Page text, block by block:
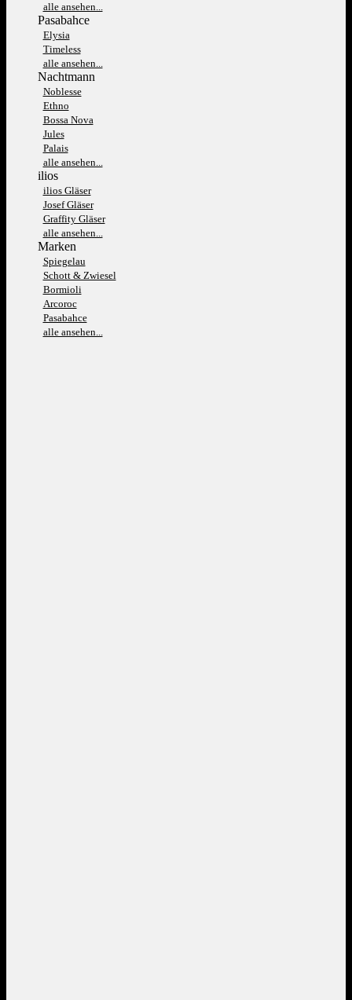
alle ansehen...
Pasabahce
Elysia
Timeless
alle ansehen...
Nachtmann
Noblesse
Ethno
Bossa Nova
Jules
Palais
alle ansehen...
ilios
ilios Gläser
Josef Gläser
Graffity Gläser
alle ansehen...
Marken
Spiegelau
Schott & Zwiesel
Bormioli
Arcoroc
Pasabahce
alle ansehen...